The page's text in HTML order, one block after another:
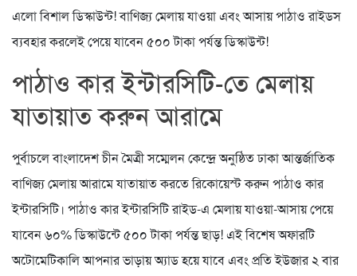
এলো বিশাল ডিস্কাউন্ট! বাণিজ্য মেলায় যাওয়া এবং আসায় পাঠাও রাইডস
ব্যবহার করলেই পেয়ে যাবেন ৫০০ টাকা পর্যন্ত ডিস্কাউন্ট!
পাঠাও কার ইন্টারসিটি-তে মেলায়
যাতায়াত করুন আরামে
পুর্বাচলে বাংলাদেশ চীন মৈত্রী সম্মেলন কেন্দ্রে অনুষ্ঠিত ঢাকা আন্তর্জাতিক
বাণিজ্য মেলায় আরামে যাতায়াত করতে রিকোয়েস্ট করুন পাঠাও কার
ইন্টারসিটি। পাঠাও কার ইন্টারসিটি রাইড-এ মেলায় যাওয়া-আসায় পেয়ে
যাবেন ৬০% ডিস্কাউন্টে ৫০০ টাকা পর্যন্ত ছাড়! এই বিশেষ অফারটি
অটোমেটিকালি আপনার ভাড়ায় অ্যাড হয়ে যাবে এবং প্রতি ইউজার ২ বার